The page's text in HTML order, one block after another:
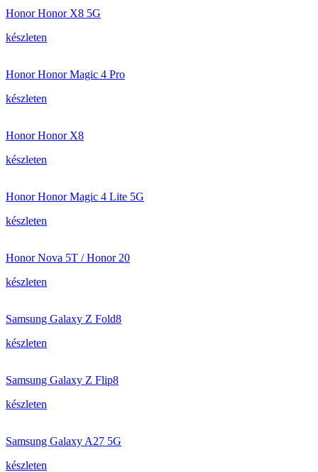
Honor Honor X8 5G
készleten
Honor Honor Magic 4 Pro
készleten
Honor Honor X8
készleten
Honor Honor Magic 4 Lite 5G
készleten
Honor Nova 5T / Honor 20
készleten
Samsung Galaxy Z Fold8
készleten
Samsung Galaxy Z Flip8
készleten
Samsung Galaxy A27 5G
készleten